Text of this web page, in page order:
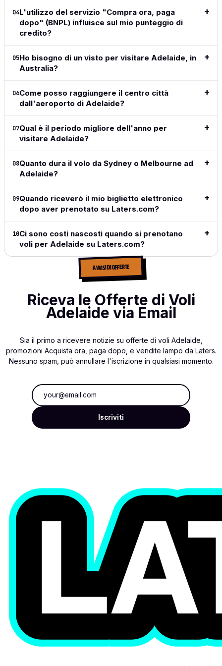
easy and
does
what I
Legga la
04L'utilizzo del servizio "Compra ora, paga
dopo" (BNPL) influisce sul mio punteggio di
credito?
05Ho bisogno di un visto per visitare Adelaide, in
Australia?
06Come posso raggiungere il centro città
dall'aeroporto di Adelaide?
07Qual è il periodo migliore dell'anno per
visitare Adelaide?
08Quanto dura il volo da Sydney o Melbourne ad
Adelaide?
09Quando riceverò il mio biglietto elettronico
dopo aver prenotato su Laters.com?
10Ci sono costi nascosti quando si prenotano
voli per Adelaide su Laters.com?
AVVISI DI OFFERTE
Riceva le Offerte di Voli
Adelaide via Email
Sia il primo a ricevere notizie su offerte di voli Adelaide,
promozioni Acquista ora, paga dopo, e vendite lampo da Laters.
Nessuno spam, può annullare l'iscrizione in qualsiasi momento.
Indirizzo email
Iscriviti